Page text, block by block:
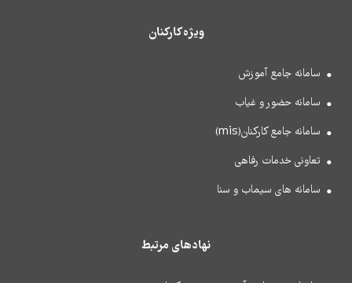
ویژه کارکنان
سامانه جامع آموزش
سامانه حضور و غیاب
سامانه جامع کارکنان(mis)
تعاونی خدمات رفاهی
سامانه های سیماب و سنا
نهادهای مرتبط